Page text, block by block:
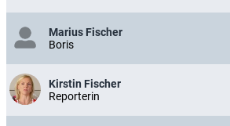
Marius Fischer
Boris
Kirstin Fischer
Reporterin